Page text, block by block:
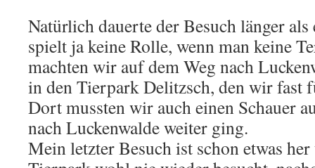
Natürlich dauerte der Besuch länger als
spielt ja keine Rolle, wenn man keine
machten wir auf dem Weg nach
in den Tierpark Delitzsch, den wir fast
Dort mussten wir auch einen Schauer
nach Luckenwalde weiter ging.
Mein letzter Besuch ist schon etwas